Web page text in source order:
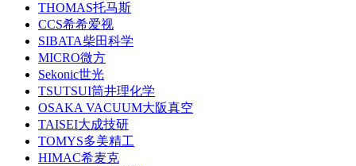
THOMAS托马斯
CCS希希爱视
SIBATA柴田科学
MICRO微方
Sekonic世光
TSUTSUI筒井理化学
OSAKA VACUUM大阪真空
TAISEI大成技研
TOMYS多美精工
HIMAC希麦克